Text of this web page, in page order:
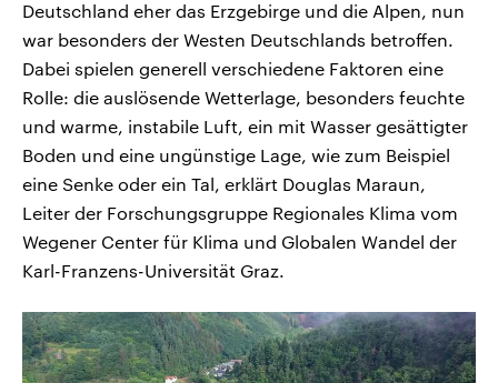
Deutschland eher das Erzgebirge und die Alpen, nun
war besonders der Westen Deutschlands betroffen.
Dabei spielen generell verschiedene Faktoren eine
Rolle: die auslösende Wetterlage, besonders feuchte
und warme, instabile Luft, ein mit Wasser gesättigter
Boden und eine ungünstige Lage, wie zum Beispiel
eine Senke oder ein Tal, erklärt Douglas Maraun,
Leiter der Forschungsgruppe Regionales Klima vom
Wegener Center für Klima und Globalen Wandel der
Karl-Franzens-Universität Graz.